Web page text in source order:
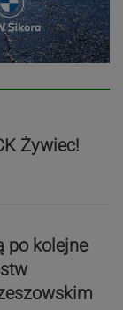
Żywiec!
po kolejne